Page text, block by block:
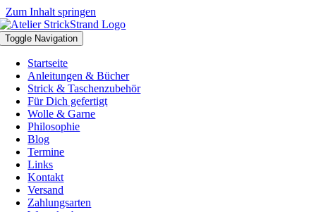
Zum Inhalt springen
Toggle Navigation
Startseite
Anleitungen & Bücher
Strick & Taschenzubehör
Für Dich gefertigt
Wolle & Garne
Philosophie
Blog
Termine
Links
Kontakt
Versand
Zahlungsarten